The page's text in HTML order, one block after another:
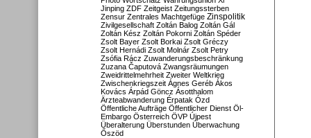
Jinping ZDF Zeitgeist Zeitungssterben
Zensur Zentrales Machtgefüge Zinspolitik
Zivilgesellschaft Zoltán Balog Zoltán Gál
Zoltán Kész Zoltán Pokorni Zoltán Spéder
Zsolt Bayer Zsolt Borkai Zsolt Gréczy
Zsolt Hernádi Zsolt Molnár Zsolt Petry
Zsófia Rácz Zuwanderungsbeschränkung
Zuzana Čaputová Zwangsräumungen
Zweidrittelmehrheit Zweiter Weltkrieg
Zwischenkriegszeit Ágnes Geréb Ákos
Kovács Árpád Göncz Ásotthalom
Ärzteabwanderung Érpatak Ózd
Öffentliche Aufträge Öffentlicher Dienst Öl-
Embargo Österreich ÖVP Újpest
Überalterung Überstunden Überwachung
Őszöd